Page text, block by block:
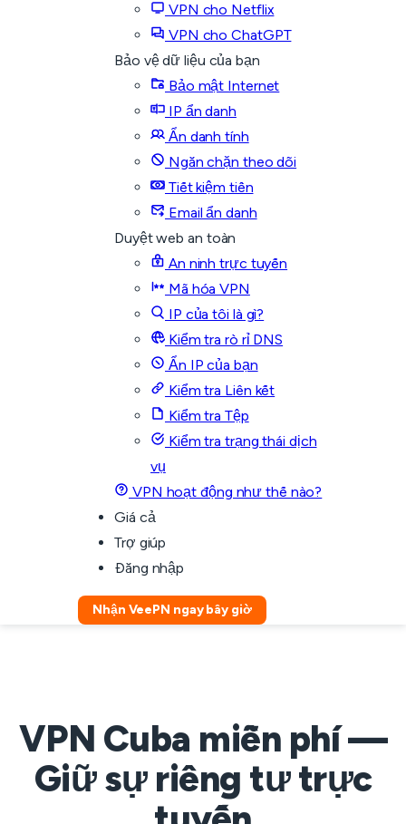
VPN cho Netflix
VPN cho ChatGPT
Bảo vệ dữ liệu của bạn
Bảo mật Internet
IP ẩn danh
Ẩn danh tính
Ngăn chặn theo dõi
Tiết kiệm tiền
Email ẩn danh
Duyệt web an toàn
An ninh trực tuyến
Mã hóa VPN
IP của tôi là gì?
Kiểm tra rò rỉ DNS
Ẩn IP của bạn
Kiểm tra Liên kết
Kiểm tra Tệp
Kiểm tra trạng thái dịch
vụ
VPN hoạt động như thế nào?
Giá cả
Trợ giúp
Đăng nhập
Nhận VeePN ngay bây giờ
VPN Cuba miễn phí —
Giữ sự riêng tư trực